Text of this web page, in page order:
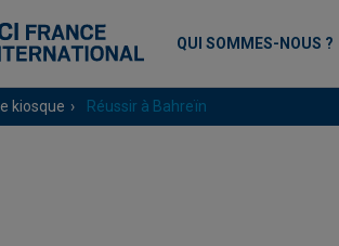
QUI SOMMES-NOUS ?
Le kiosque Réussir à Bahreïn